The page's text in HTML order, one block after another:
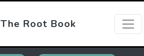
The Root Book